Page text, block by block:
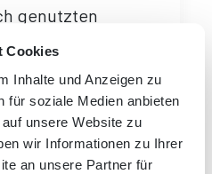
Cookies
Inhalte und Anzeigen zu
für soziale Medien anbieten
unsere Website zu
wir Informationen zu Ihrer
an unsere Partner für
genutzten
Mit diesen
Feldern
Zonen eingeteilt
sich